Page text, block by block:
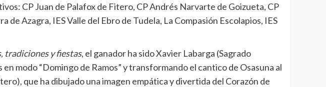
CP Juan de Palafox de Fitero, CP Andrés Narvarte de Goizueta, CP
Azagra, IES Valle del Ebro de Tudela, La Compasión Escolapios, IES
tradiciones y fiestas, el ganador ha sido Xavier Labarga (Sagrado
modo “Domingo de Ramos” y transformando el cantico de Osasuna al
que ha dibujado una imagen empática y divertida del Corazón de